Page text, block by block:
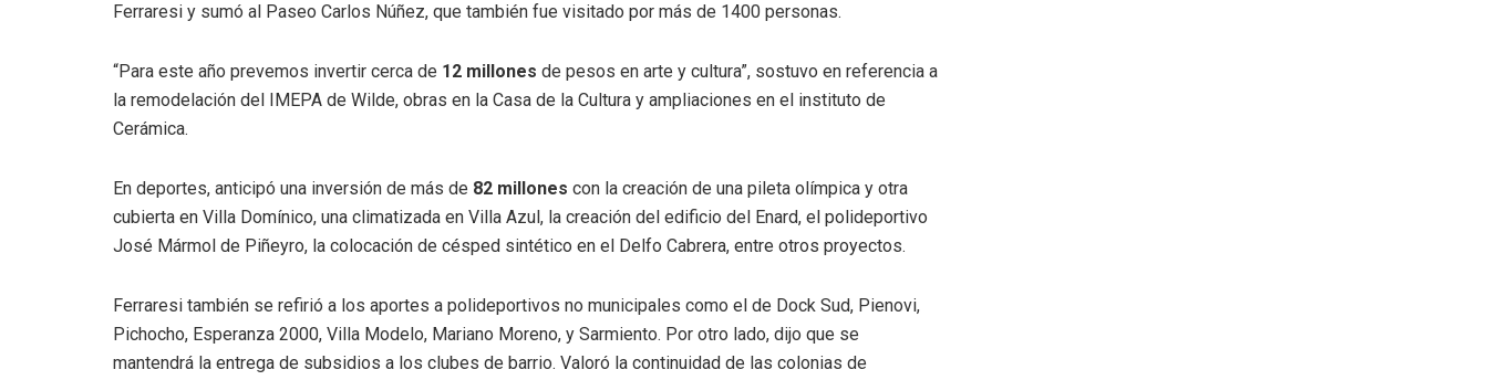
Ferraresi y sumó al Paseo Carlos Núñez, que también fue visitado por más de 1400 personas.
“Para este año prevemos invertir cerca de 12 millones de pesos en arte y cultura”, sostuvo en referencia a
la remodelación del IMEPA de Wilde, obras en la Casa de la Cultura y ampliaciones en el instituto de
Cerámica.
En deportes, anticipó una inversión de más de 82 millones con la creación de una pileta olímpica y otra
cubierta en Villa Domínico, una climatizada en Villa Azul, la creación del edificio del Enard, el polideportivo
José Mármol de Piñeyro, la colocación de césped sintético en el Delfo Cabrera, entre otros proyectos.
Ferraresi también se refirió a los aportes a polideportivos no municipales como el de Dock Sud, Pienovi,
Pichocho, Esperanza 2000, Villa Modelo, Mariano Moreno, y Sarmiento. Por otro lado, dijo que se
mantendrá la entrega de subsidios a los clubes de barrio. Valoró la continuidad de las colonias de